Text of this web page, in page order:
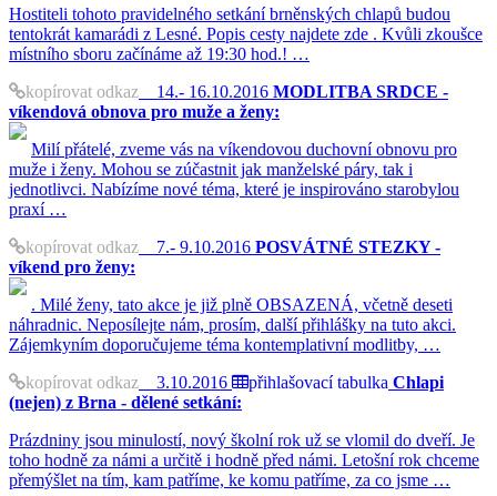
Hostiteli tohoto pravidelného setkání brněnských chlapů budou
tentokrát kamarádi z Lesné. Popis cesty najdete zde . Kvůli zkoušce
místního sboru začínáme až 19:30 hod.! …
kopírovat odkaz 14.- 16.10.2016 MODLITBA SRDCE -
víkendová obnova pro muže a ženy:
Milí přátelé, zveme vás na víkendovou duchovní obnovu pro
muže i ženy. Mohou se zúčastnit jak manželské páry, tak i
jednotlivci. Nabízíme nové téma, které je inspirováno starobylou
praxí …
kopírovat odkaz 7.- 9.10.2016 POSVÁTNÉ STEZKY -
víkend pro ženy:
. Milé ženy, tato akce je již plně OBSAZENÁ, včetně deseti
náhradnic. Neposílejte nám, prosím, další přihlášky na tuto akci.
Zájemkyním doporučujeme téma kontemplativní modlitby, …
kopírovat odkaz 3.10.2016 přihlašovací tabulka Chlapi
(nejen) z Brna - dělené setkání:
Prázdniny jsou minulostí, nový školní rok už se vlomil do dveří. Je
toho hodně za námi a určitě i hodně před námi. Letošní rok chceme
přemýšlet na tím, kam patříme, ke komu patříme, za co jsme …